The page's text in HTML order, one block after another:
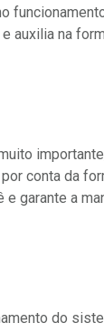
auxilia na
conta da
e garante a
do